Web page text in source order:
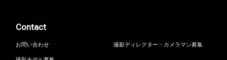
Contact
お問い合わせ
撮影ディレクター・カメラマン募集